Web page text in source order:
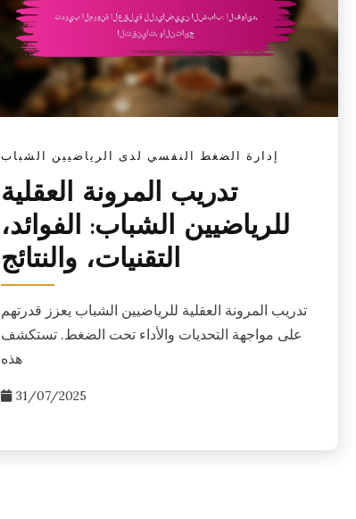
إدارة الضغط النفسي لدى الرياضيين الشباب
تدريب المرونة العقلية
للرياضيين الشباب: الفوائد،
التقنيات، والنتائج
تدريب المرونة العقلية للرياضيين الشباب يعزز قدرتهم
على مواجهة التحديات والأداء تحت الضغط. تستكشف
هذه
31/07/2025